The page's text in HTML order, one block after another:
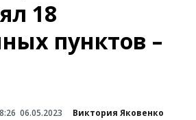
18
пунктов –
06.05.2023 Виктория Яковенко